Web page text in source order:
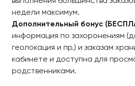
недели максимум.
Дополнительный бонус
информация по захоронениям
геолокация и пр.) и заказам
кабинете и доступна для
родственниками.